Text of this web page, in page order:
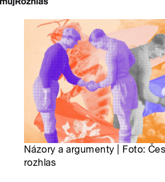
Názory a argumenty | Foto:
rozhlas